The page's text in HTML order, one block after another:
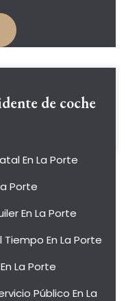
de coche
En La Porte
Porte
En La Porte
En La Porte
La Porte
Público En La